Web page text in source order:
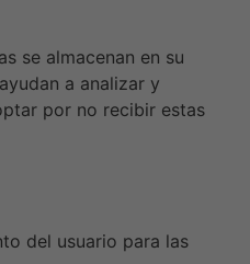
se almacenan en su
a analizar y
por no recibir estas
del usuario para las